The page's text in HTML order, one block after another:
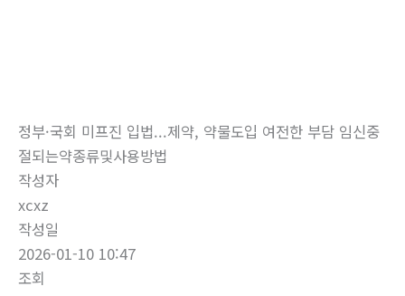
정부·국회 미프진 입법...제약, 약물도입 여전한 부담 임신중
절되는약종류및사용방법
작성자
xcxz
작성일
2026-01-10 10:47
조회